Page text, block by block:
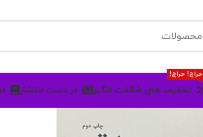
تخفیف های شگفت انگیز
حراج! حراج!
در دست انتشار